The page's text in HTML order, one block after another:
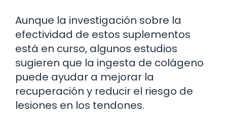
Aunque la investigación sobre la
efectividad de estos suplementos
está en curso, algunos estudios
sugieren que la ingesta de colágeno
puede ayudar a mejorar la
recuperación y reducir el riesgo de
lesiones en los tendones.